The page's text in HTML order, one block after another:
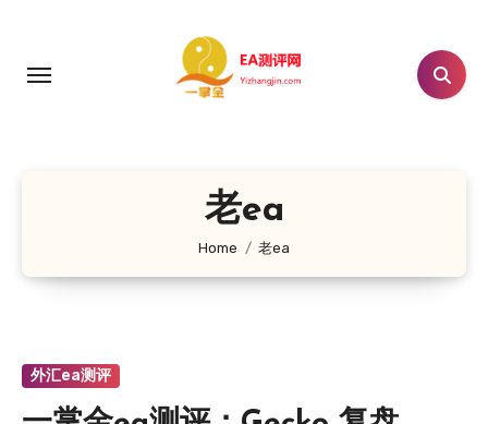
老ea
Home 老ea
外汇ea测评